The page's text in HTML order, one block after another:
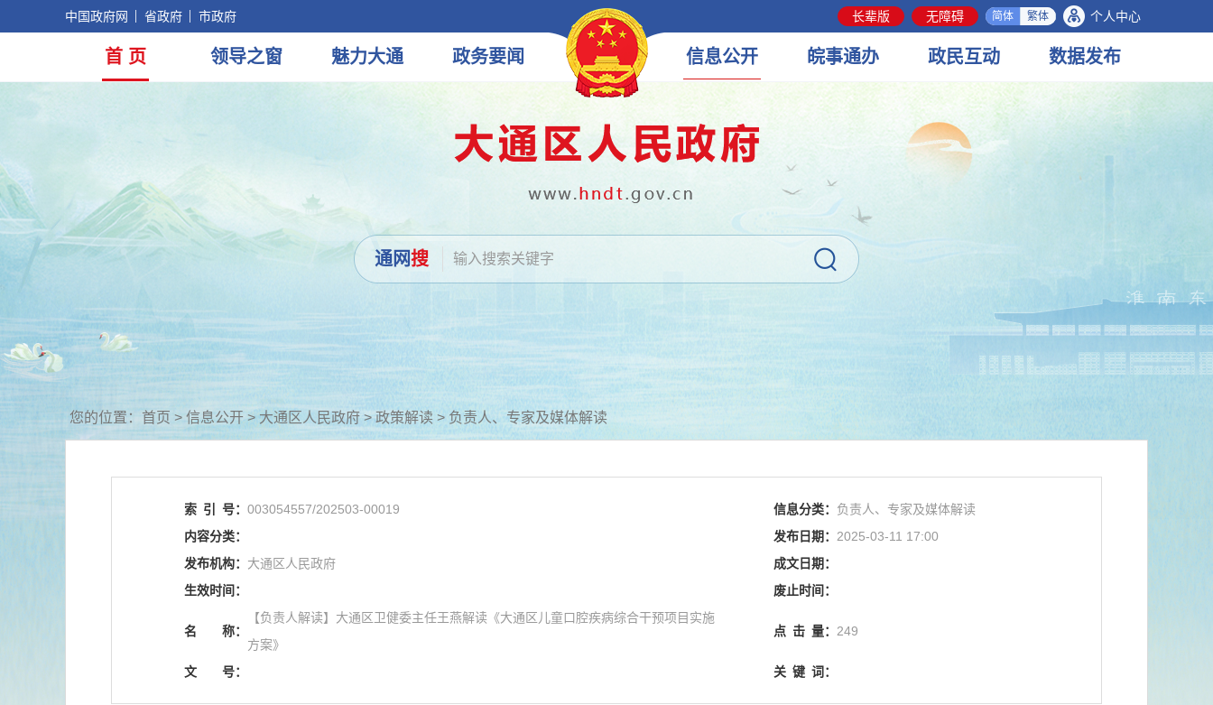
中国政府网 省政府 市政府 长辈版 无障碍 简体 繁体 个人中心
首 页 领导之窗 魅力大通 政务要闻 信息公开 皖事通办 政民互动 数据发布
通网搜
您的位置： 首页 > 信息公开> 大通区人民政府> 政策解读 > 负责人、专家及媒体解读
索 引 号： 003054557/202503-00019 信息分类： 负责人、专家及媒体解读
内容分类：
发布日期： 2025-03-11 17:00
发布机构： 大通区人民政府
成文日期：
生效时间：
废止时间：
名 称：
【负责人解读】大通区卫健委主任王燕解读《大通区儿童口腔疾病综合干预项目实施
方案》
点 击 量： 249
文 号： 关 键 词：